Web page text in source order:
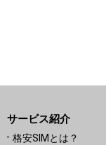
サービス紹介
格安SIMとは？